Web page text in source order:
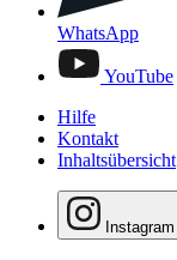
WhatsApp
YouTube
Hilfe
Kontakt
Inhaltsübersicht
Instagram